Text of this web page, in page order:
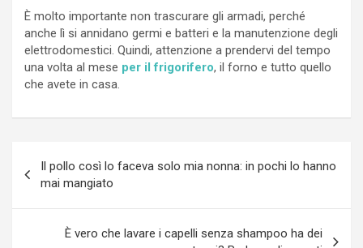
È molto importante non trascurare gli armadi, perché
anche lì si annidano germi e batteri e la manutenzione degli
elettrodomestici. Quindi, attenzione a prendervi del tempo
una volta al mese per il frigorifero, il forno e tutto quello
che avete in casa.
articoli
Il pollo così lo faceva solo mia nonna: in pochi lo hanno
mai mangiato
È vero che lavare i capelli senza shampoo ha dei